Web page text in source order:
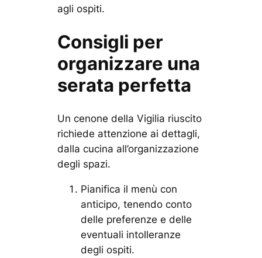
agli ospiti.
Consigli per
organizzare una
serata perfetta
Un cenone della Vigilia riuscito
richiede attenzione ai dettagli,
dalla cucina all’organizzazione
degli spazi.
Pianifica il menù con
anticipo, tenendo conto
delle preferenze e delle
eventuali intolleranze
degli ospiti.